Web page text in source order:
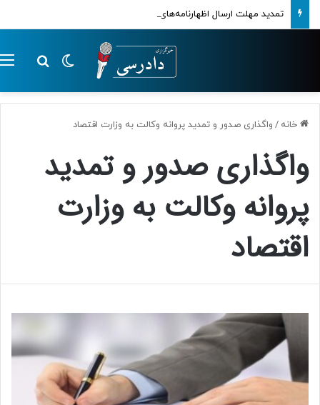
تمدید مهلت ارسال اظهارنامه‌های مالیاتی تا پایان تابستان 1405
تغییر پوسته
خانه / واگذاری صدور و تمدید پروانه وکالت به وزارت اقتصاد
واگذاری صدور و تمدید
پروانه وکالت به وزارت
اقتصاد